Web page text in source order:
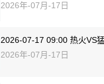
2026年-07月-17日
2026-07-17 09:00 热火VS
2026年-07月-17日